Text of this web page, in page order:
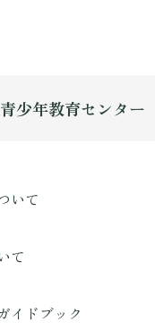
青少年教育センター
いて
て
イドブック